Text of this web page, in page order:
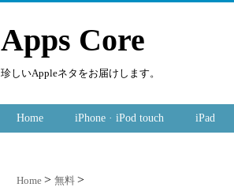
Apps Core
珍しいAppleネタをお届けします。
Home iPhone · iPod touch iPad
Home 無料